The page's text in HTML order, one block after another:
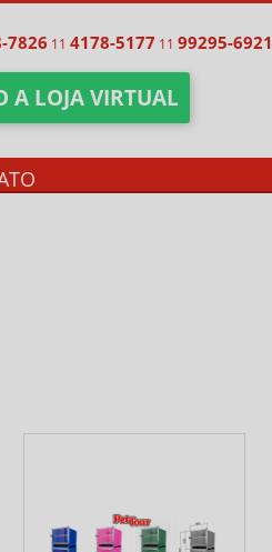
7826 11 4178-5177 11 99295-6921
A LOJA VIRTUAL